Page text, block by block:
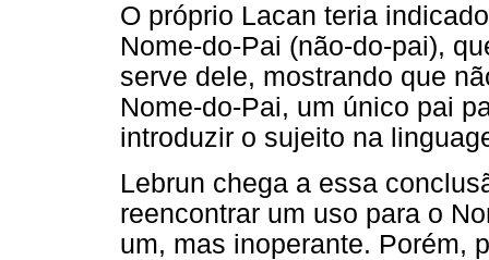
O próprio Lacan teria
Nome-do-Pai (não-do-pai),
serve dele, mostrando que
Nome-do-Pai, um único pai
introduzir o sujeito na
Lebrun chega a essa
reencontrar um uso para o
um, mas inoperante. Porém,